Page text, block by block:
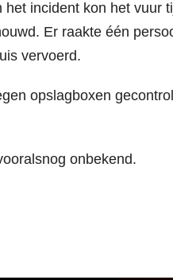
incident kon het vuur
Er raakte één
vervoerd.
opslagboxen
onbekend.